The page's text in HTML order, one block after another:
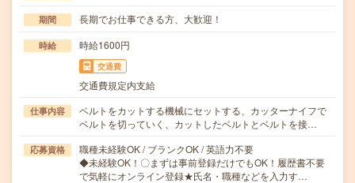
期間 長期でお仕事できる方、大歓迎！
時給 時給1600円
交通費
交通費規定内支給
仕事内容
ベルトをカットする機械にセットする、カッターナイフで
ベルトを切っていく、カットしたベルトとベルトを接…
応募資格
職種未経験OK / ブランクOK / 英語力不要
◆未経験OK！〇まずは事前登録だけでもOK！履歴書不要
で気軽にオンライン登録★氏名・職種などを入力す…